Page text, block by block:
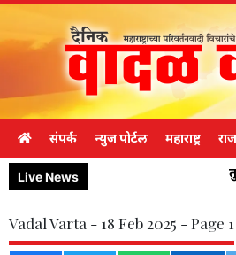
संपर्क न्युज पोर्टल महाराष्ट्र
Live News
Vadal Varta - 18 Feb 2025 - Page 1